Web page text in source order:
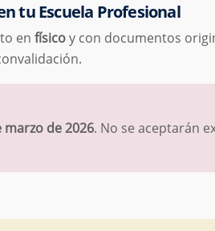
tu Escuela Profesional
en físicoy con documentos
marzo de 2026. No se aceptarán